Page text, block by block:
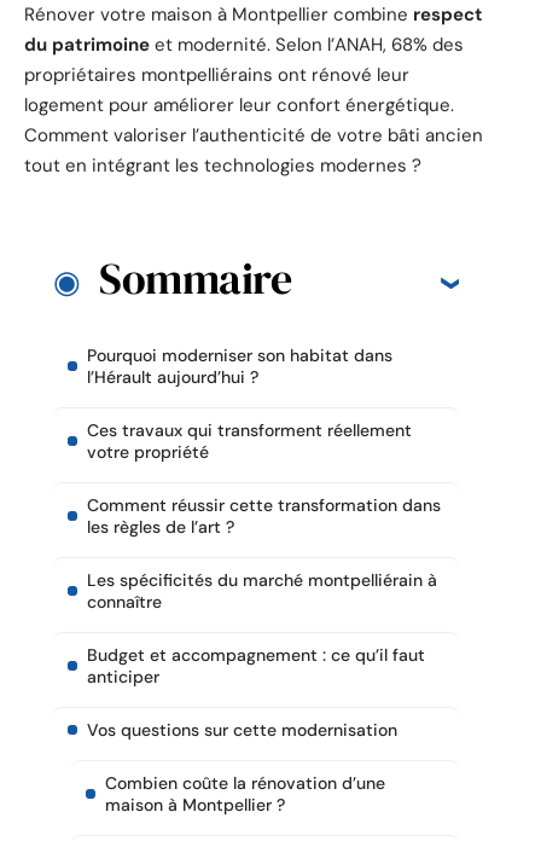
Rénover votre maison à Montpellier combine respect
du patrimoine et modernité. Selon l’ANAH, 68% des
propriétaires montpelliérains ont rénové leur
logement pour améliorer leur confort énergétique.
Comment valoriser l’authenticité de votre bâti ancien
tout en intégrant les technologies modernes ?
Sommaire
Pourquoi moderniser son habitat dans
l’Hérault aujourd’hui ?
Ces travaux qui transforment réellement
votre propriété
Comment réussir cette transformation dans
les règles de l’art ?
Les spécificités du marché montpelliérain à
connaître
Budget et accompagnement : ce qu’il faut
anticiper
Vos questions sur cette modernisation
Combien coûte la rénovation d’une
maison à Montpellier ?